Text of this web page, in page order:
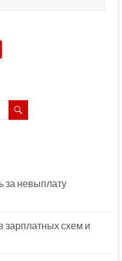
за невыплату
зарплатных схем и